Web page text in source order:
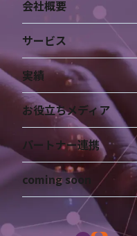
会社概要
サービス
実績
お役立ちメディア
パートナー連携
coming soon